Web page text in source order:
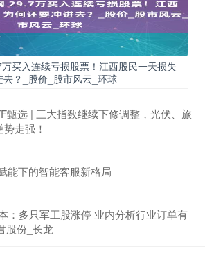
买入连续亏损股票！江西股民一天损失
？_股价_股市风云_环球
甄选 | 三大指数继续下修调整，光伏、旅
走强！
能下的智能客服新格局
：多只军工股涨停 业内分析行业订单有
股份_长龙